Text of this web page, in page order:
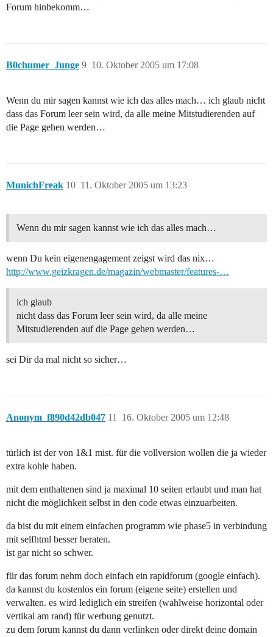
Forum hinbekomm…
B0chumer_Junge 10. Oktober 2005 um 17:08
9
Wenn du mir sagen kannst wie ich das alles mach… ich glaub nicht
dass das Forum leer sein wird, da alle meine Mitstudierenden auf
die Page gehen werden…
MunichFreak 11. Oktober 2005 um 13:23
10
Wenn du mir sagen kannst wie ich das alles mach…
wenn Du kein eigenengagement zeigst wird das nix…
http://www.geizkragen.de/magazin/webmaster/features-…
ich glaub
nicht dass das Forum leer sein wird, da alle meine
Mitstudierenden auf die Page gehen werden…
sei Dir da mal nicht so sicher…
Anonym_f890d42db047 16. Oktober 2005 um 12:48
11
türlich ist der von 1&1 mist. für die vollversion wollen die ja wieder
extra kohle haben.
mit dem enthaltenen sind ja maximal 10 seiten erlaubt und man hat
nicht die möglichkeit selbst in den code etwas einzuarbeiten.
da bist du mit einem einfachen programm wie phase5 in verbindung
mit selfhtml besser beraten.
ist gar nicht so schwer.
für das forum nehm doch einfach ein rapidforum (google einfach).
da kannst du kostenlos ein forum (eigene seite) erstellen und
verwalten. es wird lediglich ein streifen (wahlweise horizontal oder
vertikal am rand) für werbung genutzt.
zu dem forum kannst du dann verlinken oder direkt deine domain